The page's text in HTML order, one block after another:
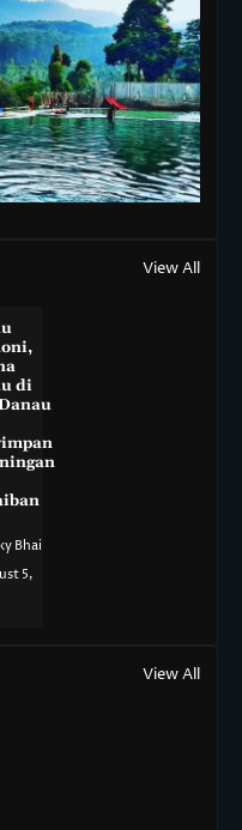
View All
di
Bhai
5,
View All